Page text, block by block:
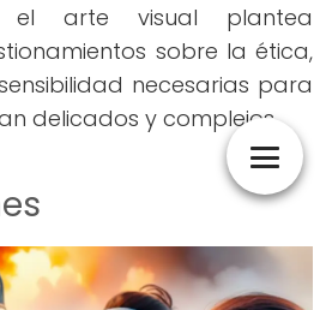
el arte visual plantea
sobre la ética,
necesarias para
delicados y complejos.